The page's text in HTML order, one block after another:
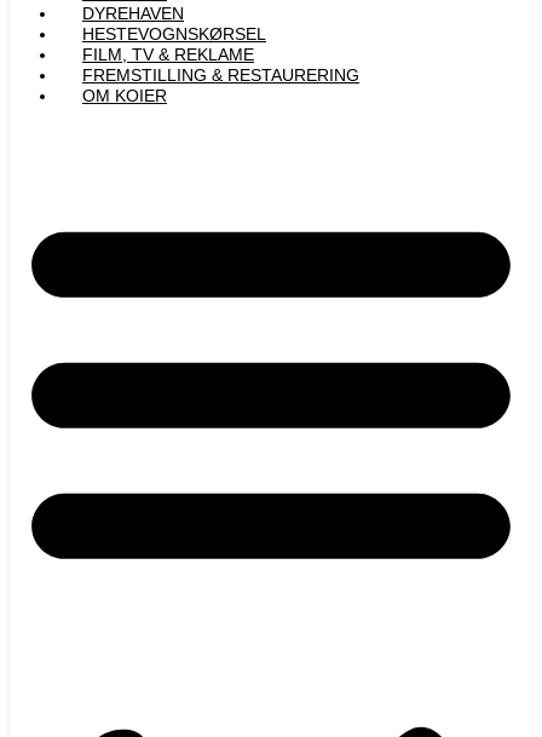
DYREHAVEN
HESTEVOGNSKØRSEL
FILM, TV & REKLAME
FREMSTILLING & RESTAURERING​
OM KOIER